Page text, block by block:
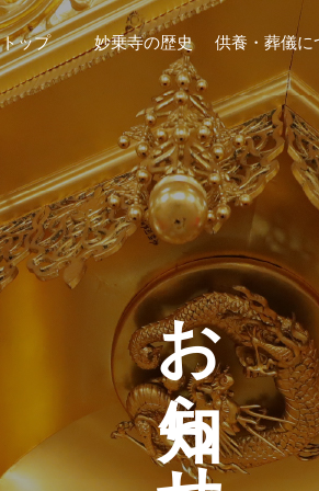
トップ 妙乗寺の歴史 供養・葬儀に
お知らせ